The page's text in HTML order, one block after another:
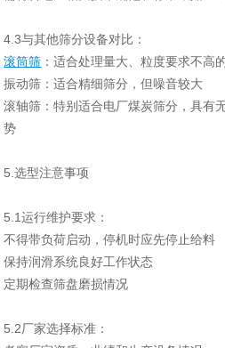
4‌.3与其他筛分设备对比‌：
滚筒筛 ：适合处理量大、粒度要求不高
‌振动筛‌：适合精细筛分，但噪音较大
滚轴筛‌：特别适合电厂煤炭筛分，具有
势
5.选型注意事项
‌5.1运行维护要求‌：
不得带负荷启动，停机时应先停止给料
保持润滑系统良好工作状态
定期检查筛盘磨损情况
‌5.2厂家选择标准‌：